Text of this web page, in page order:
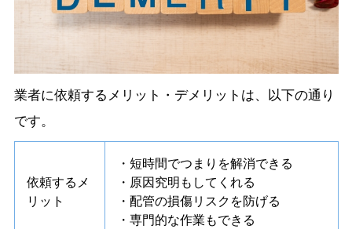
業者に依頼するメリット・デメリットは、以下の通り
です。
依頼するメ
リット
・短時間でつまりを解消できる
・原因究明もしてくれる
・配管の損傷リスクを防げる
・専門的な作業もできる